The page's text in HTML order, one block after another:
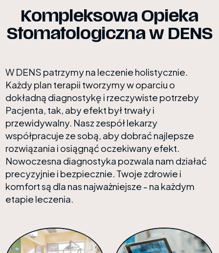
Kompleksowa Opieka
Stomatologiczna w DENS
W DENS patrzymy na leczenie holistycznie.
Każdy plan terapii tworzymy w oparciu o
dokładną diagnostykę i rzeczywiste potrzeby
Pacjenta, tak, aby efekt był trwały i
przewidywalny. Nasz zespół lekarzy
współpracuje ze sobą, aby dobrać najlepsze
rozwiązania i osiągnąć oczekiwany efekt.
Nowoczesna diagnostyka pozwala nam działać
precyzyjnie i bezpiecznie. Twoje zdrowie i
komfort są dla nas najważniejsze - na każdym
etapie leczenia.